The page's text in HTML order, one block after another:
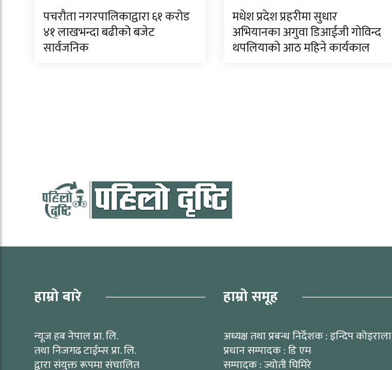
पचरौता नगरपालिकाद्वारा ६१ करोड
४१ लाखभन्दा बढीको बजेट
सार्वजनिक
मधेश प्रदेश प्रहरीमा सुधार
अभियानका अगुवा डिआईजी गोविन्द
थपलियाको आठ महिने कार्यकाल
हाम्रो बारे
न्यूज हब नेपाल प्रा. लि.
तथा निजगढ टाईम्स प्रा. लि.
द्वारा संयुक्त रूपमा संचालित
हाम्रो समूह
अध्यक्ष तथा प्रबन्ध निर्देशक : इन्दिप कोइराला
प्रधान सम्पादक : डि एम
सम्पादक : ज्योती घिमिरे